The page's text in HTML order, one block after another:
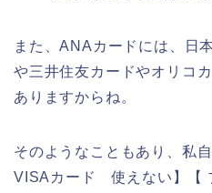
また、ANAカードには、日
や三井住友カードやオリコ
ありますからね。
そのようなこともあり、私
VISAカード 使えない】【